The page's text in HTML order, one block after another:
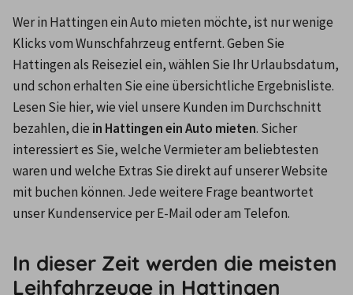
Wer in Hattingen ein Auto mieten möchte, ist nur wenige
Klicks vom Wunschfahrzeug entfernt. Geben Sie
Hattingen als Reiseziel ein, wählen Sie Ihr Urlaubsdatum,
und schon erhalten Sie eine übersichtliche Ergebnisliste.
Lesen Sie hier, wie viel unsere Kunden im Durchschnitt
bezahlen, die in Hattingen ein Auto mieten. Sicher
interessiert es Sie, welche Vermieter am beliebtesten
waren und welche Extras Sie direkt auf unserer Website
mit buchen können. Jede weitere Frage beantwortet
unser Kundenservice per E-Mail oder am Telefon.
In dieser Zeit werden die meisten
Leihfahrzeuge in Hattingen